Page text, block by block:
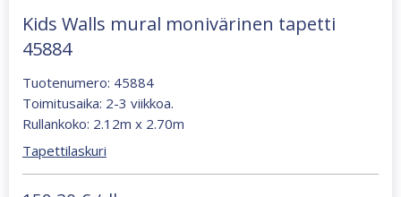
Kids Walls mural monivärinen tapetti
45884
Tuotenumero: 45884
Toimitusaika: 2-3 viikkoa.
Rullankoko: 2.12m x 2.70m
Tapettilaskuri